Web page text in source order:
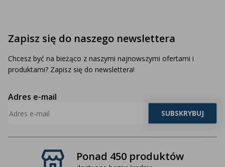
Ponad 450 produktów
Zapisz się do naszego newslettera
Chcesz być na bieżąco z naszymi najnowszymi ofertami i
produktami? Zapisz się do newslettera!
Adres e-mail